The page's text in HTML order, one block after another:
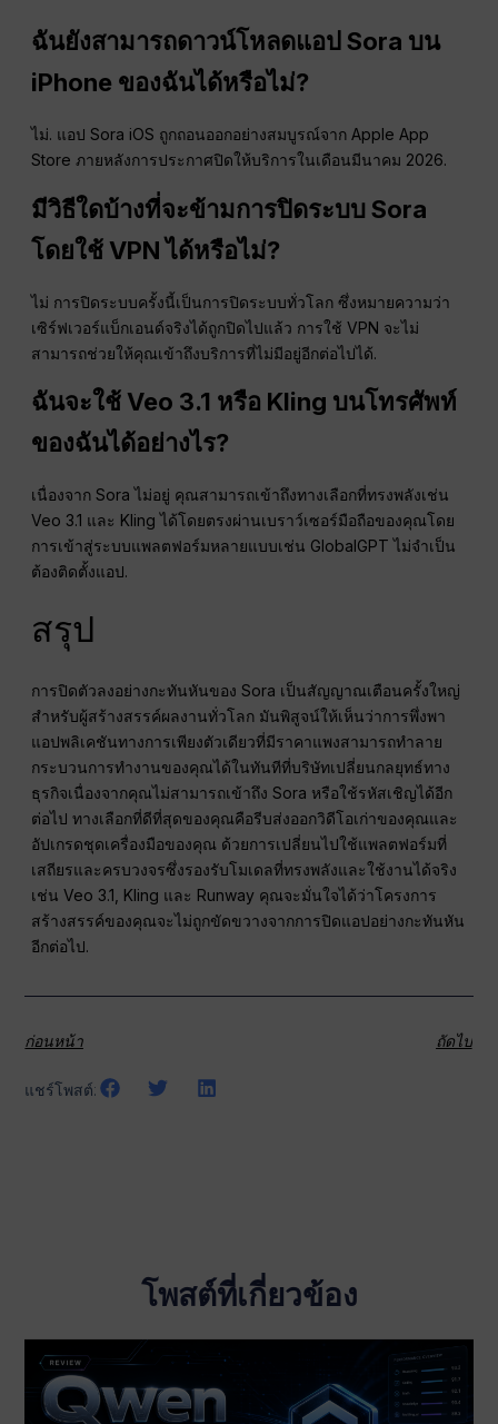
ฉันยังสามารถดาวน์โหลดแอป Sora บน
iPhone ของฉันได้หรือไม่?
ไม่. แอป Sora iOS ถูกถอนออกอย่างสมบูรณ์จาก Apple App
Store ภายหลังการประกาศปิดให้บริการในเดือนมีนาคม 2026.
มีวิธีใดบ้างที่จะข้ามการปิดระบบ Sora
โดยใช้ VPN ได้หรือไม่?
ไม่ การปิดระบบครั้งนี้เป็นการปิดระบบทั่วโลก ซึ่งหมายความว่า
เซิร์ฟเวอร์แบ็กเอนด์จริงได้ถูกปิดไปแล้ว การใช้ VPN จะไม่
สามารถช่วยให้คุณเข้าถึงบริการที่ไม่มีอยู่อีกต่อไปได้.
ฉันจะใช้ Veo 3.1 หรือ Kling บนโทรศัพท์
ของฉันได้อย่างไร?
เนื่องจาก Sora ไม่อยู่ คุณสามารถเข้าถึงทางเลือกที่ทรงพลังเช่น
Veo 3.1 และ Kling ได้โดยตรงผ่านเบราว์เซอร์มือถือของคุณโดย
การเข้าสู่ระบบแพลตฟอร์มหลายแบบเช่น GlobalGPT ไม่จำเป็น
ต้องติดตั้งแอป.
สรุป
การปิดตัวลงอย่างกะทันหันของ Sora เป็นสัญญาณเตือนครั้งใหญ่
สำหรับผู้สร้างสรรค์ผลงานทั่วโลก มันพิสูจน์ให้เห็นว่าการพึ่งพา
แอปพลิเคชันทางการเพียงตัวเดียวที่มีราคาแพงสามารถทำลาย
กระบวนการทำงานของคุณได้ในทันทีที่บริษัทเปลี่ยนกลยุทธ์ทาง
ธุรกิจเนื่องจากคุณไม่สามารถเข้าถึง Sora หรือใช้รหัสเชิญได้อีก
ต่อไป ทางเลือกที่ดีที่สุดของคุณคือรีบส่งออกวิดีโอเก่าของคุณและ
อัปเกรดชุดเครื่องมือของคุณ ด้วยการเปลี่ยนไปใช้แพลตฟอร์มที่
เสถียรและครบวงจรซึ่งรองรับโมเดลที่ทรงพลังและใช้งานได้จริง
เช่น Veo 3.1, Kling และ Runway คุณจะมั่นใจได้ว่าโครงการ
สร้างสรรค์ของคุณจะไม่ถูกขัดขวางจากการปิดแอปอย่างกะทันหัน
อีกต่อไป.
ก่อนหน้า ถัดไป
แชร์โพสต์:
โพสต์ที่เกี่ยวข้อง